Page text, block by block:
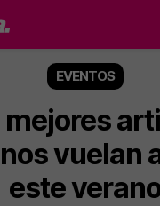
EVENTOS
mejores
vuelan
este